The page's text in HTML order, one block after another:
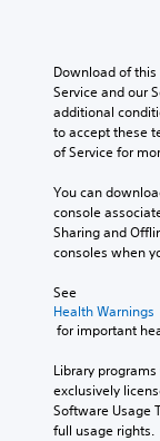
Download of
Service and our
additional
to accept these
of Service for
You can
console
Sharing and
consoles when
See
Health Warnings
for important
Library
exclusively
Software Usage
full usage rights.